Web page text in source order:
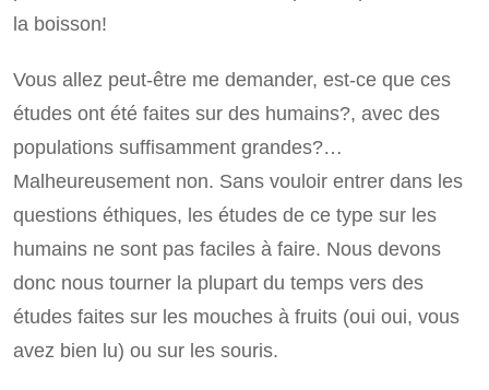
la boisson!
Vous allez peut-être me demander, est-ce que ces
études ont été faites sur des humains?, avec des
populations suffisamment grandes?…
Malheureusement non. Sans vouloir entrer dans les
questions éthiques, les études de ce type sur les
humains ne sont pas faciles à faire. Nous devons
donc nous tourner la plupart du temps vers des
études faites sur les mouches à fruits (oui oui, vous
avez bien lu) ou sur les souris.